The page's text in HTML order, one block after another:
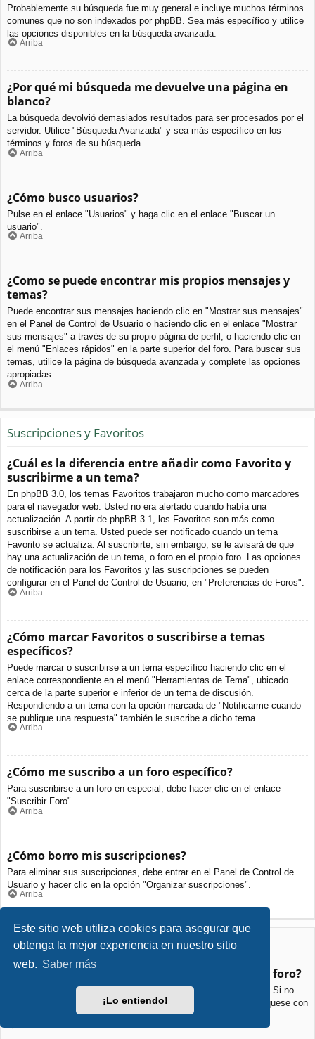
Este sitio web utiliza cookies para asegurar que
obtenga la mejor experiencia en nuestro sitio
web. Saber más
¡Lo entiendo!
Probablemente su búsqueda fue muy general e incluye muchos términos
comunes que no son indexados por phpBB. Sea más específico y utilice
las opciones disponibles en la búsqueda avanzada.
Arriba
¿Por qué mi búsqueda me devuelve una página en
blanco?
La búsqueda devolvió demasiados resultados para ser procesados por el
servidor. Utilice "Búsqueda Avanzada" y sea más específico en los
términos y foros de su búsqueda.
Arriba
¿Cómo busco usuarios?
Pulse en el enlace "Usuarios" y haga clic en el enlace "Buscar un
usuario".
Arriba
¿Como se puede encontrar mis propios mensajes y
temas?
Puede encontrar sus mensajes haciendo clic en "Mostrar sus mensajes"
en el Panel de Control de Usuario o haciendo clic en el enlace "Mostrar
sus mensajes" a través de su propio página de perfil, o haciendo clic en
el menú "Enlaces rápidos" en la parte superior del foro. Para buscar sus
temas, utilice la página de búsqueda avanzada y complete las opciones
apropiadas.
Arriba
Suscripciones y Favoritos
¿Cuál es la diferencia entre añadir como Favorito y
suscribirme a un tema?
En phpBB 3.0, los temas Favoritos trabajaron mucho como marcadores
para el navegador web. Usted no era alertado cuando había una
actualización. A partir de phpBB 3.1, los Favoritos son más como
suscribirse a un tema. Usted puede ser notificado cuando un tema
Favorito se actualiza. Al suscribirte, sin embargo, se le avisará de que
hay una actualización de un tema, o foro en el propio foro. Las opciones
de notificación para los Favoritos y las suscripciones se pueden
configurar en el Panel de Control de Usuario, en "Preferencias de Foros".
Arriba
¿Cómo marcar Favoritos o suscribirse a temas
específicos?
Puede marcar o suscribirse a un tema específico haciendo clic en el
enlace correspondiente en el menú "Herramientas de Tema", ubicado
cerca de la parte superior e inferior de un tema de discusión.
Respondiendo a un tema con la opción marcada de "Notificarme cuando
se publique una respuesta" también le suscribe a dicho tema.
Arriba
¿Cómo me suscribo a un foro específico?
Para suscribirse a un foro en especial, debe hacer clic en el enlace
"Suscribir Foro".
Arriba
¿Cómo borro mis suscripciones?
Para eliminar sus suscripciones, debe entrar en el Panel de Control de
Usuario y hacer clic en la opción "Organizar suscripciones".
Arriba
Archivos Adjuntos
¿Qué archivos adjuntos son permitidos en este foro?
Cada foro puede permitir o no ciertos tipos de archivos adjuntos. Si no
está seguro de que tipos de archivos se pueden cargar, comuníquese con
La Administración para obtener más información.